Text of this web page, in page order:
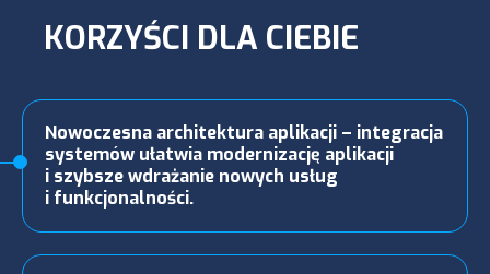
KORZYŚCI DLA CIEBIE
Nowoczesna architektura aplikacji – integracja
systemów ułatwia modernizację aplikacji
i szybsze wdrażanie nowych usług
i funkcjonalności.